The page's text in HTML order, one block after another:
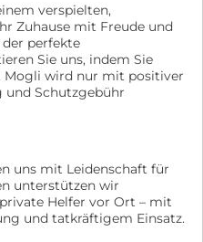
verspielten,
Zuhause mit Freude und
perfekte
Sie uns, indem Sie
Mogli wird nur mit positiver
und Schutzgebühr
uns mit Leidenschaft für
unterstützen wir
Helfer vor Ort – mit
und tatkräftigem Einsatz.